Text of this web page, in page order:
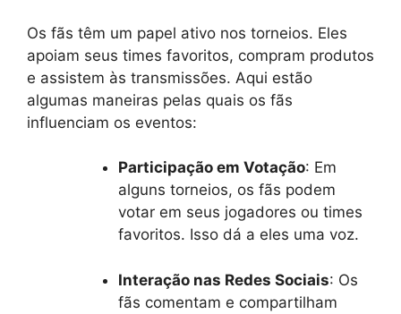
Os fãs têm um papel ativo nos torneios. Eles
apoiam seus times favoritos, compram produtos
e assistem às transmissões. Aqui estão
algumas maneiras pelas quais os fãs
influenciam os eventos:
Participação em Votação: Em
alguns torneios, os fãs podem
votar em seus jogadores ou times
favoritos. Isso dá a eles uma voz.
Interação nas Redes Sociais: Os
fãs comentam e compartilham